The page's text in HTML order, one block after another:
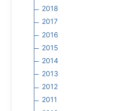
2018
2017
2016
2015
2014
2013
2012
2011